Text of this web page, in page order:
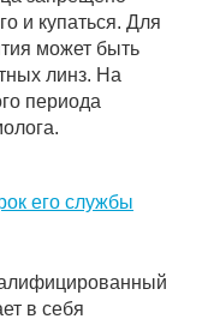
и купаться. Для
может быть
линз. На
периода
его службы
в себя